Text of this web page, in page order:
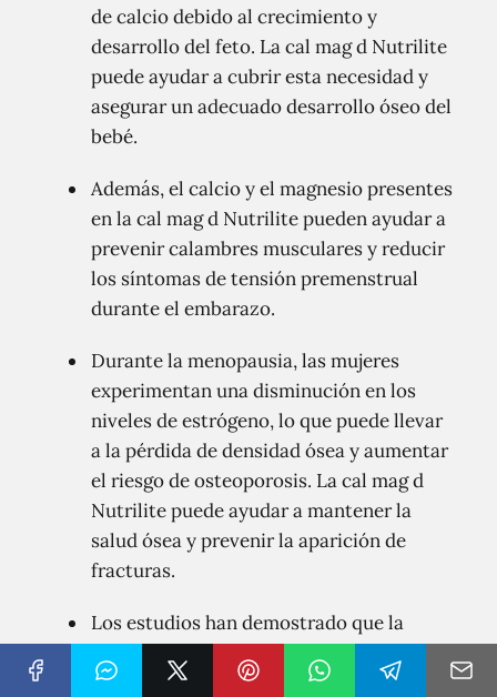
de calcio debido al crecimiento y
desarrollo del feto. La cal mag d Nutrilite
puede ayudar a cubrir esta necesidad y
asegurar un adecuado desarrollo óseo del
bebé.
Además, el calcio y el magnesio presentes
en la cal mag d Nutrilite pueden ayudar a
prevenir calambres musculares y reducir
los síntomas de tensión premenstrual
durante el embarazo.
Durante la menopausia, las mujeres
experimentan una disminución en los
niveles de estrógeno, lo que puede llevar
a la pérdida de densidad ósea y aumentar
el riesgo de osteoporosis. La cal mag d
Nutrilite puede ayudar a mantener la
salud ósea y prevenir la aparición de
fracturas.
Los estudios han demostrado que la
puede reducir el riesgo de hipertensión